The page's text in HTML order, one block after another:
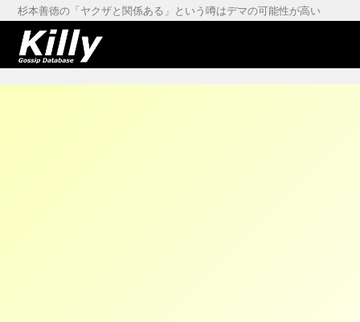
杉本善徳の「ヤクザと関係ある」という噂はデマの可能性が高い